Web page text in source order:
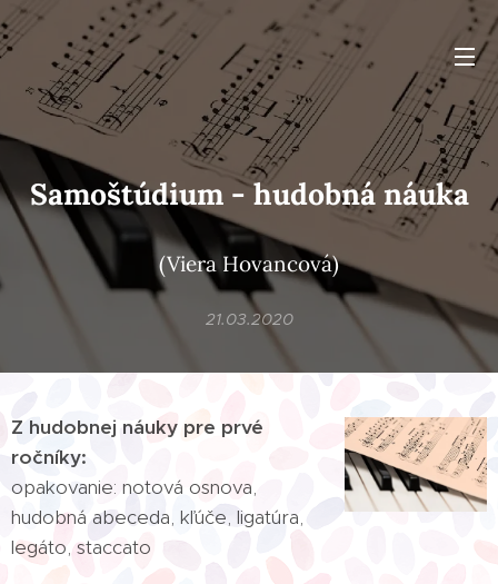
Samoštúdium - hudobná náuka
(Viera Hovancová)
21.03.2020
Z hudobnej náuky pre prvé
ročníky:
opakovanie: notová osnova,
hudobná abeceda, kľúče, ligatúra,
legáto, staccato